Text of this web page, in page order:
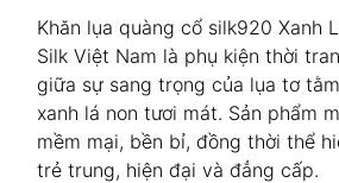
Khăn lụa quàng cổ silk920 Xanh
Silk Việt Nam là phụ kiện thời
giữa sự sang trọng của lụa tơ
xanh lá non tươi mát. Sản phẩm
mềm mại, bền bỉ, đồng thời thể
trẻ trung, hiện đại và đẳng cấp.